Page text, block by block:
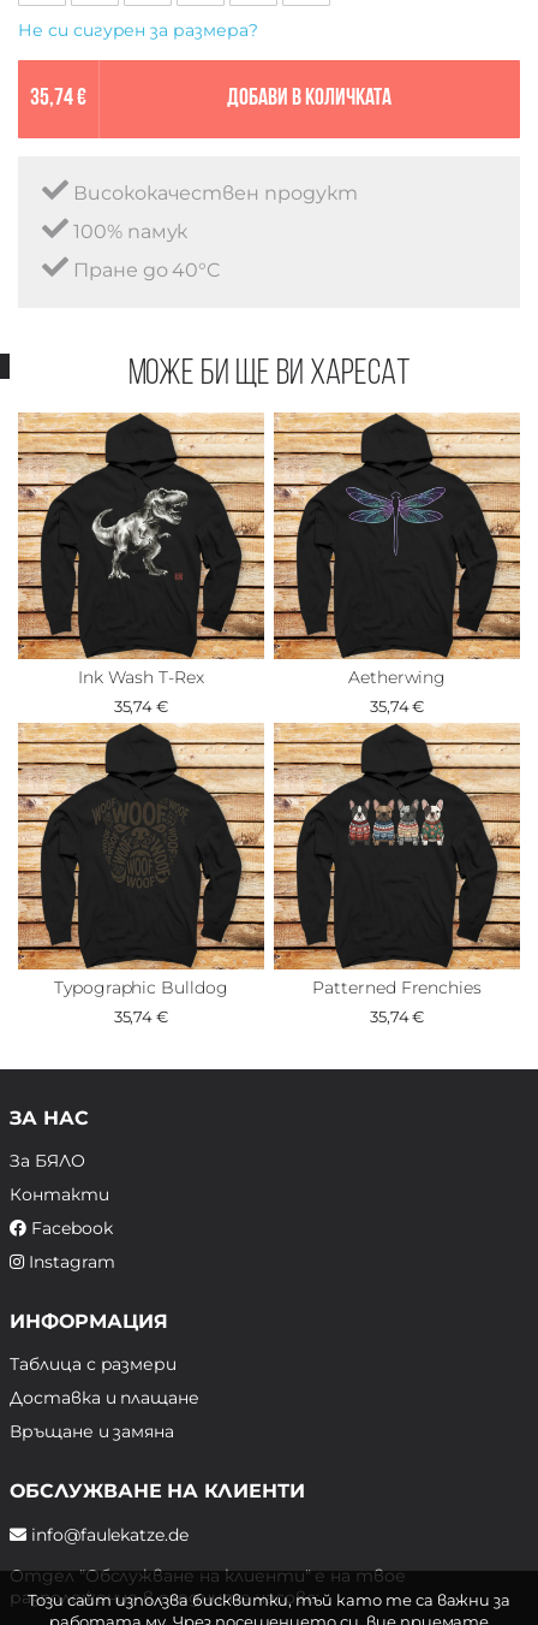
Не си сигурен за размера?
35,74 € Добави в количката
Висококачествен продукт
100% памук
Пране до 40°C
Може би ще ви харесат
Ink Wash T-Rex
35,74 €
Aetherwing
35,74 €
Typographic Bulldog
35,74 €
Patterned Frenchies
35,74 €
ЗА НАС
За БЯЛО
Контакти
Facebook
Instagram
ИНФОРМАЦИЯ
Таблица с размери
Доставка и плащане
Връщане и замяна
ОБСЛУЖВАНЕ НА КЛИЕНТИ
info@faulekatze.de
Отдел "Обслужване на клиенти" е на твое
разположение в следните часове:
Този сайт използва бисквитки, тъй като те са важни за